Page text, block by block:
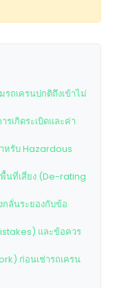
รถเครนปกติถึงเข้าไม่
เกิดระเบิดและค่า
หรับ Hazardous
พื้นที่เสี่ยง (De-rating
ลั่นระยองกับข้อ
และข้อควร
ก่อนเช่ารถเครน